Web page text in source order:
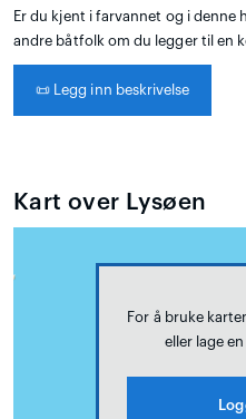
Er du kjent i farvannet og i denne
andre båtfolk om du legger til en
📜 Legg inn beskrivelse
Kart over Lysøen
For å bruke
eller lage